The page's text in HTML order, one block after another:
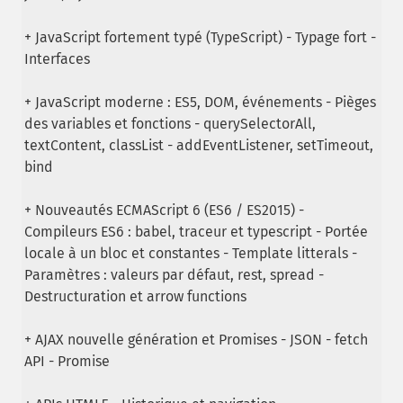
+ JavaScript fortement typé (TypeScript) - Typage fort -
Interfaces
+ JavaScript moderne : ES5, DOM, événements - Pièges
des variables et fonctions - querySelectorAll,
textContent, classList - addEventListener, setTimeout,
bind
+ Nouveautés ECMAScript 6 (ES6 / ES2015) -
Compileurs ES6 : babel, traceur et typescript - Portée
locale à un bloc et constantes - Template litterals -
Paramètres : valeurs par défaut, rest, spread -
Destructuration et arrow functions
+ AJAX nouvelle génération et Promises - JSON - fetch
API - Promise